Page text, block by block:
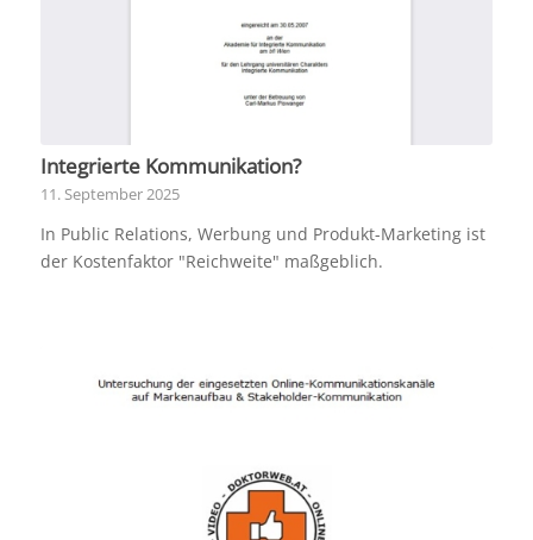
Integrierte Kommunikation?
11. September 2025
In Public Relations, Werbung und Produkt-Marketing ist
der Kostenfaktor "Reichweite" maßgeblich.